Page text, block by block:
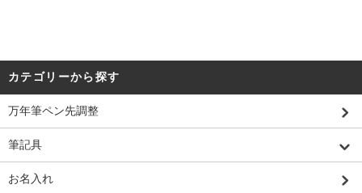
カテゴリーから探す
万年筆ペン先調整
筆記具
お名入れ